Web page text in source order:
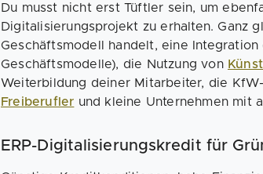
Du musst nicht erst Tüftler sein, um
Digitalisierungsprojekt zu erhalten. Ganz
Geschäftsmodell handelt, eine
Geschäftsmodelle), die Nutzung von
Weiterbildung deiner Mitarbeiter, die
Freiberufler und kleine Unternehmen mit
ERP-Digitalisierungskredit für